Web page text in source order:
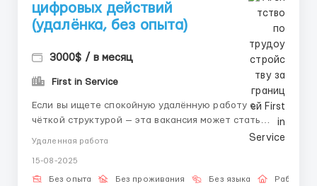
цифровых действий
(удалёнка, без опыта)
3000$ / в месяц
First in Service
Если вы ищете спокойную удалённую работу с
чёткой структурой — эта вакансия может стать
отличным началом. Все задачи выполняются
подробными инструкциями и поддержкой. 📌 Что вы
делаете: – Входите в интерфейс по доступу –
Удаленная работа
15-08-2025
Без опыта Без проживания Без языка Работа